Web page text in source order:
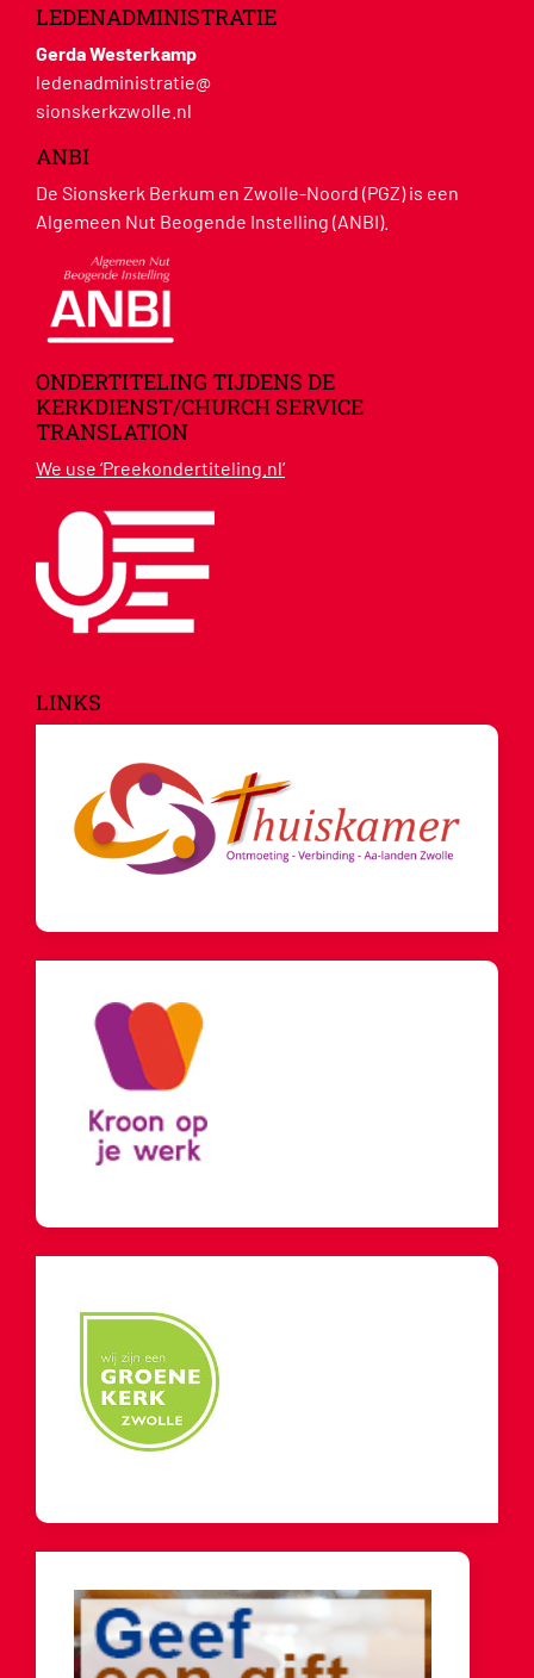
LEDENADMINISTRATIE
Gerda Westerkamp
ledenadministratie@
sionskerkzwolle.nl
ANBI
De Sionskerk Berkum en Zwolle-Noord (PGZ) is een
Algemeen Nut Beogende Instelling (ANBI).
ONDERTITELING TIJDENS DE
KERKDIENST/CHURCH SERVICE
TRANSLATION
We use ‘Preekondertiteling.nl’
LINKS